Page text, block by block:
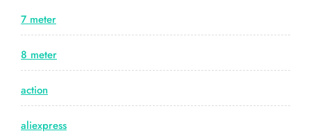
7 meter
8 meter
action
aliexpress